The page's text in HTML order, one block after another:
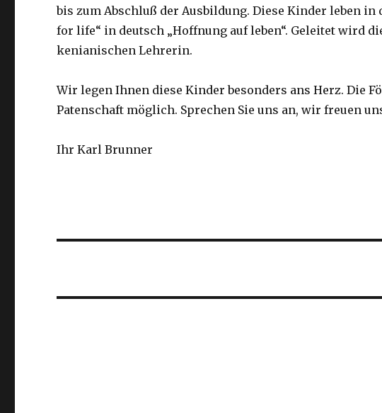
bis zum Abschluß der Ausbildung. Diese Kinder leben
for life“ in deutsch „Hoffnung auf leben“. Geleitet wird
kenianischen Lehrerin.
Wir legen Ihnen diese Kinder besonders ans Herz. Die
Patenschaft möglich. Sprechen Sie uns an, wir freuen
Ihr Karl Brunner